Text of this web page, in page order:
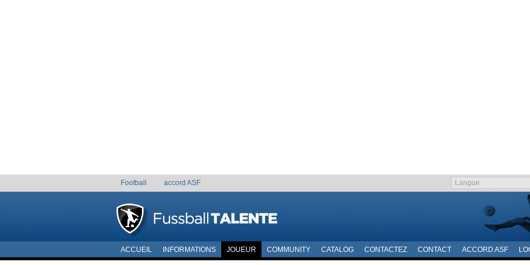
Football accord ASF
ACCUEIL INFORMATIONS JOUEUR COMMUNITY CATALOG CONTACTEZ CONTACT ACCORD ASF